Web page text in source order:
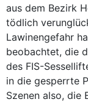
aus dem Bezirk
tödlich
Lawinengefahr
beobachtet, die
des FIS-
in die gesperrte
Szenen also, die